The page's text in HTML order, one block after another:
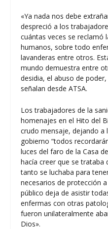
«Ya nada nos debe
despreció a los
cuántas veces se reclamó
humanos, sobre todo
lavanderas entre otros.
mundo demuestra entre
desidia, el abuso de
señalan desde ATSA.
Los trabajadores de la
homenajes en el Hito del
crudo mensaje, dejando a
gobierno “todos
luces del faro de la Casa
hacía creer que se
tanto se luchaba para
necesarios de protección
público deja de asistir
enfermas con otras
fueron unilateralmente
Dios».